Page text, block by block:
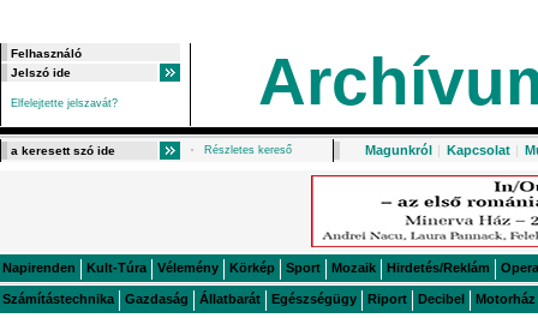
Elfelejtette jelszavát?
Részletes kereső Magunkról | Kapcsolat |
Napirenden Kult-Túra Vélemény Körkép Sport Mozaik Hirdetés/Reklám Opera
Számítástechnika Gazdaság Állatbarát Egészségügy Riport Decibel Motorház